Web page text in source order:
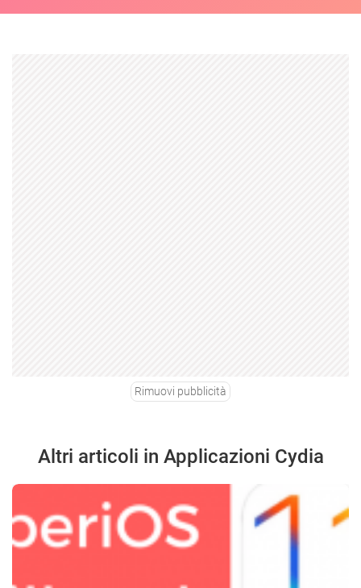
Rimuovi pubblicità
Altri articoli in Applicazioni Cydia